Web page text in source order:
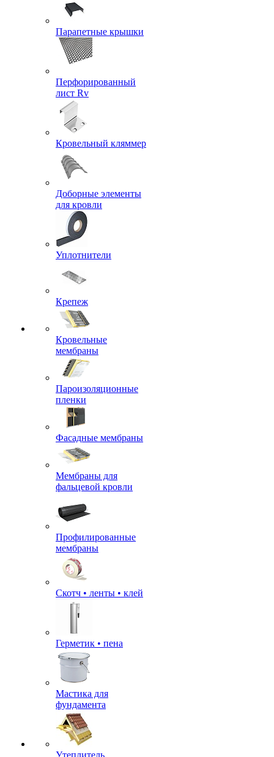
Парапетные крышки
Перфорированный
лист Rv
Кровельный кляммер
Доборные элементы
для кровли
Уплотнители
Крепеж
Кровельные
мембраны
Пароизоляционные
пленки
Фасадные мембраны
Мембраны для
фальцевой кровли
Профилированные
мембраны
Скотч • ленты • клей
Герметик • пена
Мастика для
фундамента
Утеплитель